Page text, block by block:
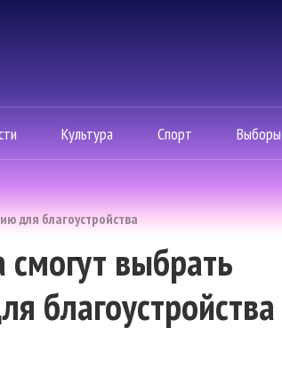
Культура Спорт Выборы
для благоустройства
выбрать
благоустройства